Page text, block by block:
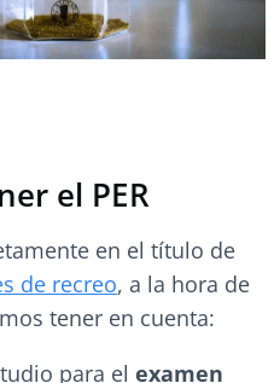
el PER
en el título de
de recreo, a la hora de
tener en cuenta:
para el examen